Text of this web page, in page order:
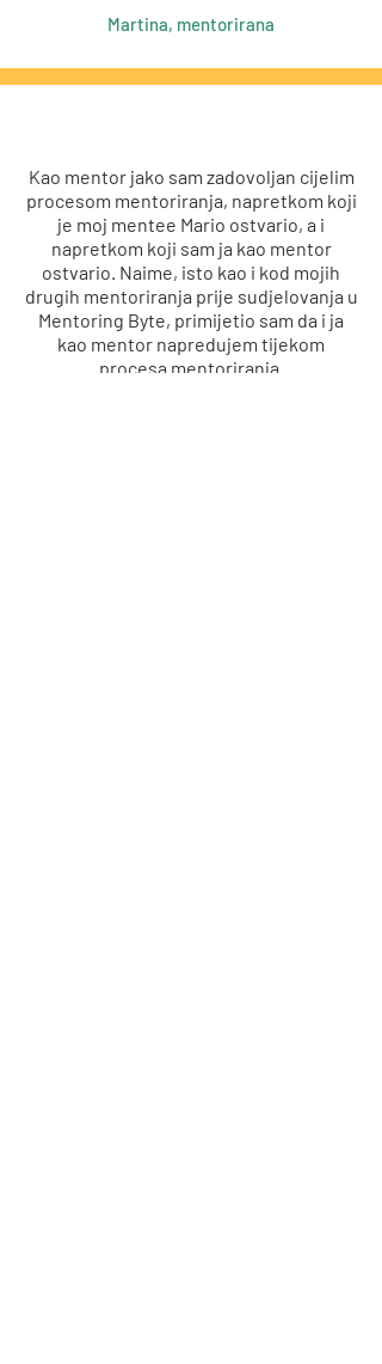
Martina, mentorirana
Kao mentor jako sam zadovoljan cijelim
procesom mentoriranja, napretkom koji
je moj mentee Mario ostvario, a i
napretkom koji sam ja kao mentor
ostvario. Naime, isto kao i kod mojih
drugih mentoriranja prije sudjelovanja u
Mentoring Byte, primijetio sam da i ja
kao mentor napredujem tijekom
procesa mentoriranja.